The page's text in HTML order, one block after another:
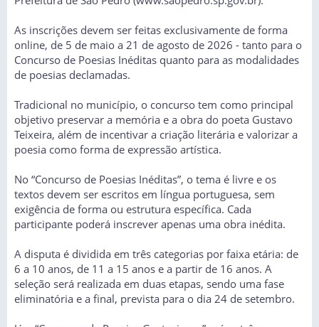
As inscrições devem ser feitas exclusivamente de forma
online, de 5 de maio a 21 de agosto de 2026 - tanto para o
Concurso de Poesias Inéditas quanto para as modalidades
de poesias declamadas.
Tradicional no município, o concurso tem como principal
objetivo preservar a memória e a obra do poeta Gustavo
Teixeira, além de incentivar a criação literária e valorizar a
poesia como forma de expressão artística.
No “Concurso de Poesias Inéditas”, o tema é livre e os
textos devem ser escritos em língua portuguesa, sem
exigência de forma ou estrutura específica. Cada
participante poderá inscrever apenas uma obra inédita.
A disputa é dividida em três categorias por faixa etária: de
6 a 10 anos, de 11 a 15 anos e a partir de 16 anos. A
seleção será realizada em duas etapas, sendo uma fase
eliminatória e a final, prevista para o dia 24 de setembro.